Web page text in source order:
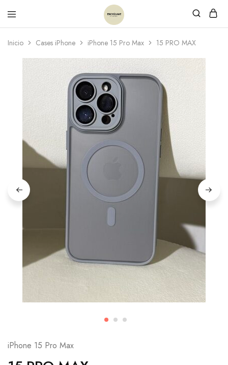
Inicio Cases iPhone iPhone 15 Pro Max 15 PRO MAX
iPhone 15 Pro Max